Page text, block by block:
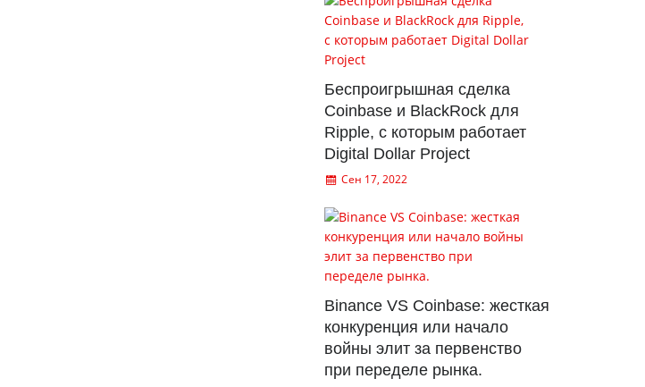
Беспроигрышная сделка
Coinbase и BlackRock для
Ripple, с которым работает
Digital Dollar Project
Сен 17, 2022
Binance VS Coinbase: жесткая
конкуренция или начало
войны элит за первенство
при переделе рынка.